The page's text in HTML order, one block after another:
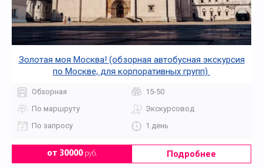
Золотая моя Москва! (обзорная автобусная экскурсия
по Москве, для корпоративных групп)
Обзорная
15-50
По маршруту
Экскурсовод
По запросу
1 день
от 30000руб. Подробнее